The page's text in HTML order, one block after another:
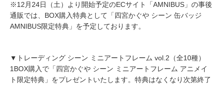
※12月24日（土）より開始予定のECサイト「AMNIBUS」の事後
通販では、BOX購入特典として「四宮かぐや シーン 缶バッジ
AMNIBUS限定特典」を予定しております。
▼トレーディング シーン ミニアートフレーム vol.2（全10種）
1BOX購入で「四宮かぐや シーン ミニアートフレーム アニメイ
ト限定特典」をプレゼントいたします。特典はなくなり次第終了